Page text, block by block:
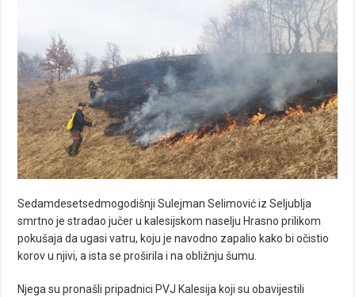
Sedamdesetsedmogodišnji Sulejman Selimović iz Seljublja
smrtno je stradao jučer u kalesijskom naselju Hrasno prilikom
pokušaja da ugasi vatru, koju je navodno zapalio kako bi očistio
korov u njivi, a ista se proširila i na obližnju šumu.
Njega su pronašli pripadnici PVJ Kalesija koji su obavijestili